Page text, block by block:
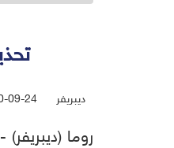
ديبريفر 2020-09-24 |
روما (ديبريفر) -